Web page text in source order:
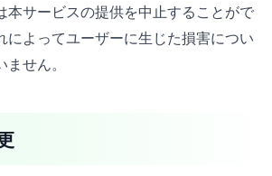
本サービスの提供を中止することがで
によってユーザーに生じた損害につい
せん。